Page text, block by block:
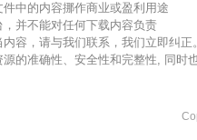
中的内容挪作商业或盈利用途
并不能对任何下载内容负责
容，请与我们联系，我们立即纠正。
的准确性、安全性和完整性, 同时